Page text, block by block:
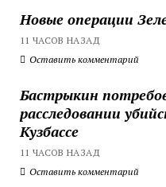
Новые операции
11 ЧАСОВ НАЗАД
Оставить комментарий
Бастрыкин
расследовании
Кузбассе
11 ЧАСОВ НАЗАД
Оставить комментарий